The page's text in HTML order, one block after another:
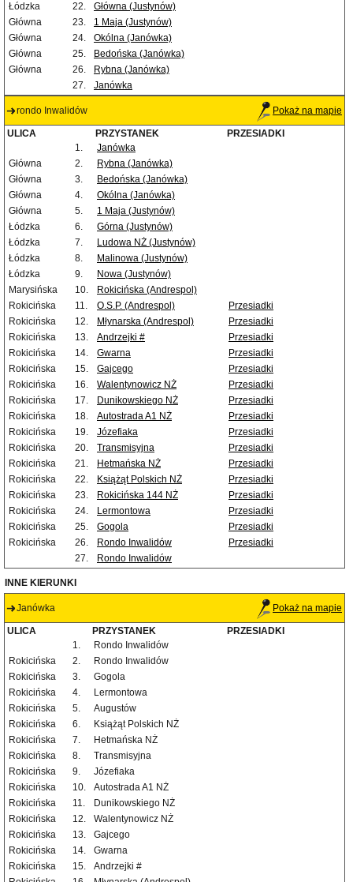
Łódzka
22.
Główna (Justynów)
Główna
23.
1 Maja (Justynów)
Główna
24.
Okólna (Janówka)
Główna
25.
Bedońska (Janówka)
Główna
26.
Rybna (Janówka)
27.
Janówka
rondo Inwalidów Pokaż na mapie
ULICA PRZYSTANEK
PRZESIADKI
1.
Janówka
Główna
2.
Rybna (Janówka)
Główna
3.
Bedońska (Janówka)
Główna
4.
Okólna (Janówka)
Główna
5.
1 Maja (Justynów)
Łódzka
6.
Górna (Justynów)
Łódzka
7.
Ludowa NŻ (Justynów)
Łódzka
8.
Malinowa (Justynów)
Łódzka
9.
Nowa (Justynów)
Marysińska
10.
Rokicińska (Andrespol)
Rokicińska
11. O.S.P. (Andrespol)
Przesiadki
Rokicińska
12. Młynarska (Andrespol)
Przesiadki
Rokicińska
13. Andrzejki #
Przesiadki
Rokicińska
14. Gwarna
Przesiadki
Rokicińska
15. Gajcego
Przesiadki
Rokicińska
16. Walentynowicz NŻ
Przesiadki
Rokicińska
17. Dunikowskiego NŻ
Przesiadki
Rokicińska
18. Autostrada A1 NŻ
Przesiadki
Rokicińska
19. Józefiaka
Przesiadki
Rokicińska
20. Transmisyjna
Przesiadki
Rokicińska
21. Hetmańska NŻ
Przesiadki
Rokicińska
22. Książąt Polskich NŻ
Przesiadki
Rokicińska
23. Rokicińska 144 NŻ
Przesiadki
Rokicińska
24. Lermontowa
Przesiadki
Rokicińska
25. Gogola
Przesiadki
Rokicińska
26. Rondo Inwalidów
Przesiadki
27.
Rondo Inwalidów
INNE KIERUNKI
Janówka Pokaż na mapie
ULICA PRZYSTANEK
PRZESIADKI
1.
Rondo Inwalidów
Rokicińska
2.
Rondo Inwalidów
Rokicińska
3.
Gogola
Rokicińska
4.
Lermontowa
Rokicińska
5.
Augustów
Rokicińska
6.
Książąt Polskich NŻ
Rokicińska
7.
Hetmańska NŻ
Rokicińska
8.
Transmisyjna
Rokicińska
9.
Józefiaka
Rokicińska
10.
Autostrada A1 NŻ
Rokicińska
11.
Dunikowskiego NŻ
Rokicińska
12.
Walentynowicz NŻ
Rokicińska
13.
Gajcego
Rokicińska
14.
Gwarna
Rokicińska
15.
Andrzejki #